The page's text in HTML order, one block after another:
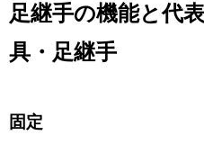
足継手の機能と代
具・足継手
固定